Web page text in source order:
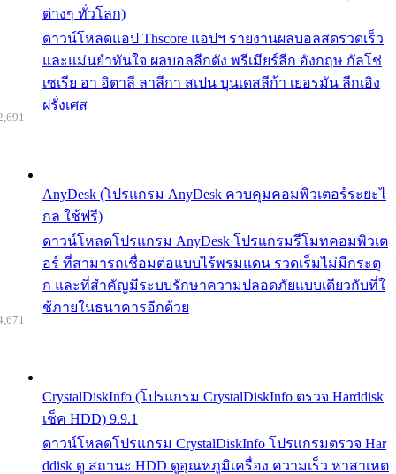
ต่างๆ ทั่วโลก)
ดาวน์โหลดแอป Thscore แอปฯ รายงานผลบอลสดรวดเร็ว
และแม่นยำทันใจ ผลบอลลีกดัง พรีเมียร์ลีก อังกฤษ กัลโช่
เซเรีย อา อิตาลี ลาลีกา สเปน บุนเดสลีก้า เยอรมัน ลีกเอิง
ฝรั่งเศส
AnyDesk (โปรแกรม AnyDesk ควบคุมคอมพิวเตอร์ระยะไ
กล ใช้ฟรี)
ดาวน์โหลดโปรแกรม AnyDesk โปรแกรมรีโมทคอมพิวเต
อร์ ที่สามารถเชื่อมต่อแบบไร้พรมแดน รวดเร็มไม่มีกระตุ
ก และที่สำคัญมีระบบรักษาความปลอดภัยแบบเดียวกับที่ใ
ช้ภายในธนาคารอีกด้วย
CrystalDiskInfo (โปรแกรม CrystalDiskInfo ตรวจ Harddisk
เช็ค HDD) 9.9.1
ดาวน์โหลดโปรแกรม CrystalDiskInfo โปรแกรมตรวจ Har
ddisk ดู สถานะ HDD ดูอุณหภูมิเครื่อง ความเร็ว หาสาเหต